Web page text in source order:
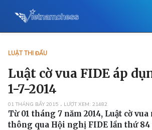
LUẬT THI ĐẤU
Luật cờ vua FIDE áp
1-7-2014
01 THÁNG BẨY 2015 LƯỢT XEM: 21482
Từ 01 tháng 7 năm 2014, Luật cờ vua
thông qua Hội nghị FIDE lần thứ